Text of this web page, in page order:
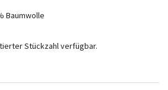
Baumwolle
Stückzahl verfügbar.